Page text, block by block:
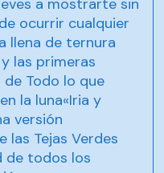
ocurrir cualquier
llena de ternura
las primeras
de Todo lo que
la luna«Iria y
versión
las Tejas Verdes
de todos los